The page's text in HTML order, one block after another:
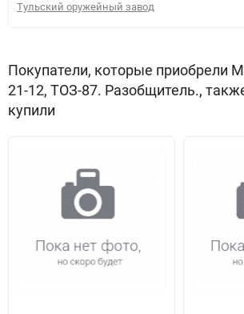
Тульский оружейный завод
Покупатели, которые приобрели
21-12, ТОЗ-87. Разобщитель.,
купили